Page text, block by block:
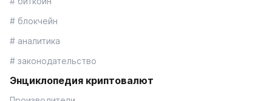
# блокчейн
# аналитика
# законодательство
Энциклопедия криптовалют